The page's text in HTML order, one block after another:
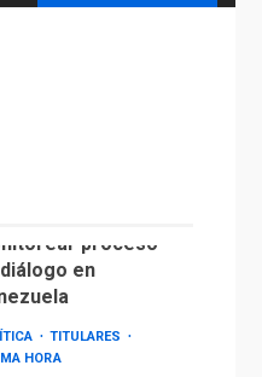
mesa de
HORA
81 años de